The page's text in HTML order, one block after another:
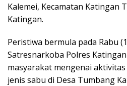
Kalemei, Kecamatan Katingan
Katingan.
Peristiwa bermula pada Rabu
Satresnarkoba Polres
masyarakat mengenai
jenis sabu di Desa Tumbang